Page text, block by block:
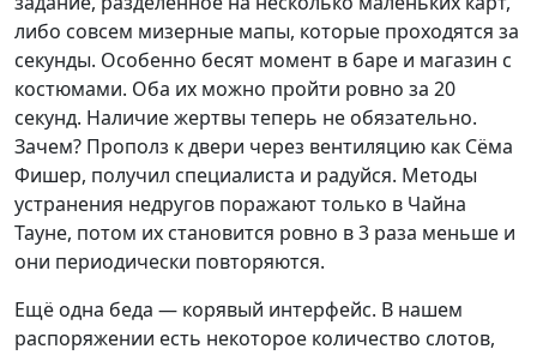
либо совсем мизерные мапы, которые проходятся за
секунды. Особенно бесят момент в баре и магазин с
костюмами. Оба их можно пройти ровно за 20
секунд. Наличие жертвы теперь не обязательно.
Зачем? Прополз к двери через вентиляцию как Сёма
Фишер, получил специалиста и радуйся. Методы
устранения недругов поражают только в Чайна
Тауне, потом их становится ровно в 3 раза меньше и
они периодически повторяются.
Ещё одна беда — корявый интерфейс. В нашем
распоряжении есть некоторое количество слотов,